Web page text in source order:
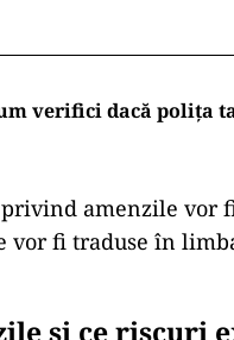
verifici dacă polița
amenzile vor
vor fi traduse în
și ce riscuri